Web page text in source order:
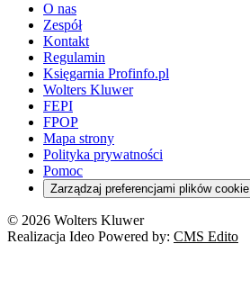
O nas
Zespół
Kontakt
Regulamin
Księgarnia Profinfo.pl
Wolters Kluwer
FEPI
FPOP
Mapa strony
Polityka prywatności
Pomoc
Zarządzaj preferencjami plików cookie
© 2026 Wolters Kluwer
Realizacja Ideo Powered by: CMS Edito